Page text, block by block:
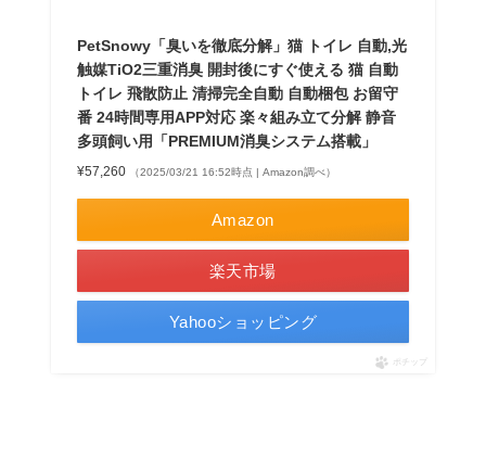
PetSnowy「臭いを徹底分解」猫 トイレ 自動,光
触媒TiO2三重消臭 開封後にすぐ使える 猫 自動
トイレ 飛散防止 清掃完全自動 自動梱包 お留守
番 24時間専用APP対応 楽々組み立て分解 静音
多頭飼い用「PREMIUM消臭システム搭載」
¥57,260 （2025/03/21 16:52時点 | Amazon調べ）
Amazon
楽天市場
Yahooショッピング
ポチップ